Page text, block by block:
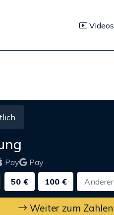
Videos
Pay
Pay
50 € 100 €
Weiter zum Zahlen